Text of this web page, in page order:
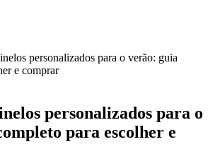
personalizados para o verão: guia
e comprar
personalizados para o
para escolher e